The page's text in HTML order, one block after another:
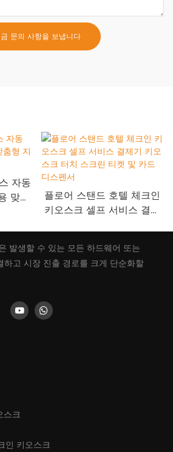
문의 사항을 보냅니다
자동
맞춤
플로어 스탠드 호텔 체크인
키오스크 셀프 서비스 결제
발생할 수 있는 모든 하드웨어 또는
하고 시장 진출 경로를 크게 단순화할
스크
인 키오스크